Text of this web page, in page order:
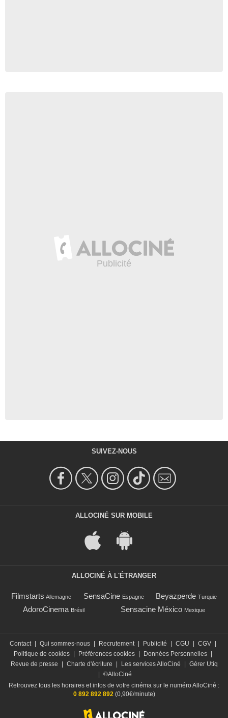
SUIVEZ-NOUS
ALLOCINÉ SUR MOBILE
ALLOCINÉ À L'ÉTRANGER
Filmstarts Allemagne SensaCine Espagne Beyazperde Turquie
AdoroCinema Brésil Sensacine México Mexique
Contact Qui sommes-nous Recrutement Publicité CGU CGV
Politique de cookies
Préférences cookies Données Personnelles
Revue de presse
Charte d'écriture Les services AlloCiné
Gérer Utiq
©AlloCiné
Retrouvez tous les horaires et infos de votre cinéma sur le numéro AlloCiné :
0 892 892 892(0,90€/minute)